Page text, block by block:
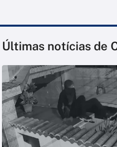
Últimas notícias de